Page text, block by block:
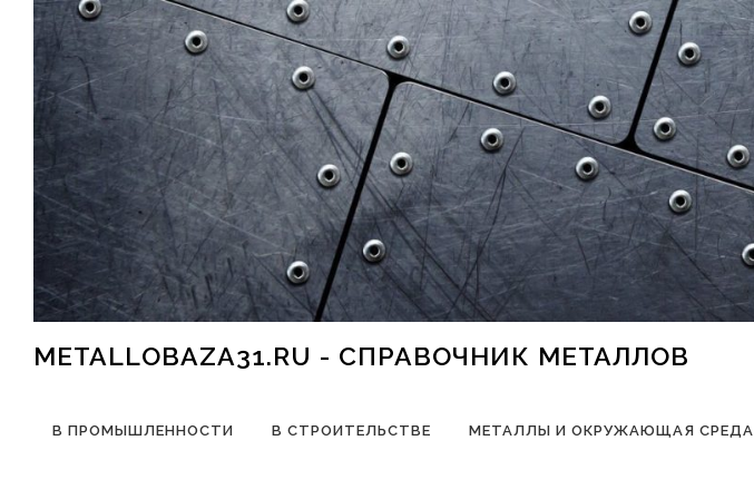
Перейти к содержимому
METALLOBAZA31.RU - СПРАВОЧНИК МЕТАЛЛОВ
В ПРОМЫШЛЕННОСТИ В СТРОИТЕЛЬСТВЕ МЕТАЛЛЫ И ОКРУЖАЮЩАЯ СРЕДА